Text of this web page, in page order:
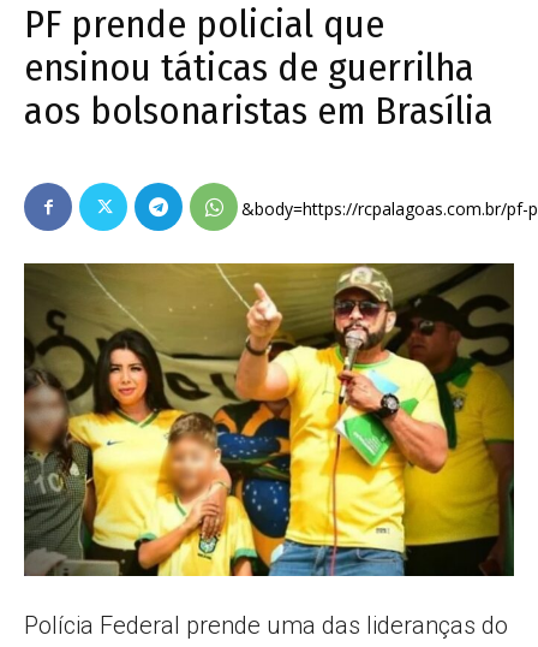
Popular
–
AL
PF prende policial que
ensinou táticas de guerrilha
aos bolsonaristas em Brasília
&body=https://rcpalagoas.com.br/pf-
Polícia Federal prende uma das lideranças do